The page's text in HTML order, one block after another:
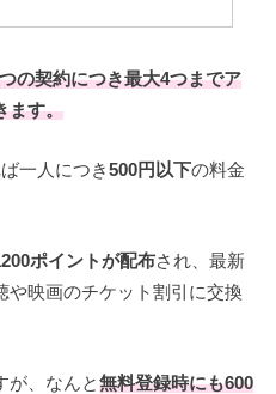
の契約につき最大4つまでア
ます。
一人につき500円以下の料金
ポイントが配布され、最新
や映画のチケット割引に交換
が、なんと無料登録時にも600